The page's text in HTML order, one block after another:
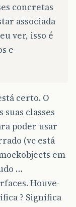
concretas
associada
ver, isso é
e
certo. O
classes
poder usar
(vc está
em
…
Houve-
? Significa